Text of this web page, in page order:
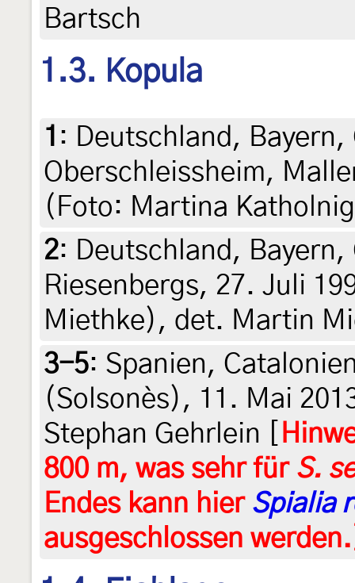
Bartsch
1.3. Kopula
1 : Deutschland, Bayern,
Oberschleissheim,
(Foto: Martina
2: Deutschland,
Riesenbergs, 27. Juli
Miethke), det. Martin
3-5: Spanien,
(Solsonès), 11. Mai
Stephan Gehrlein [
800 m, was sehr für S.
Endes kann hier Spialia
ausgeschlossen